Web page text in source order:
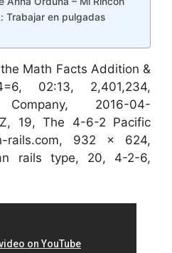
Trabajar en pulgadas
Math Facts Addition &
02:13, 2,401,234,
2016-04-
19, The 4-6-2 Pacific
rails.com, 932 x 624,
rails type, 20, 4-2-6,